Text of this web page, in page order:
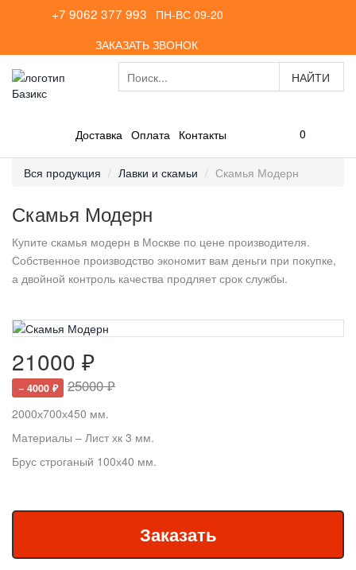
+7 9062 377 993
ПН-ВС 09-20
ЗАКАЗАТЬ ЗВОНОК
Доставка Оплата Контакты 0
Вся продукция Лавки и скамьи Скамья Модерн
Скамья Модерн
Купите скамья модерн в Москве по цене производителя.
Собственное производство экономит вам деньги при покупке,
а двойной контроль качества продляет срок службы.
21000 ₽
− 4000 ₽ 25000 ₽
2000х700х450 мм.
Материалы – Лист хк 3 мм.
Брус строганый 100х40 мм.